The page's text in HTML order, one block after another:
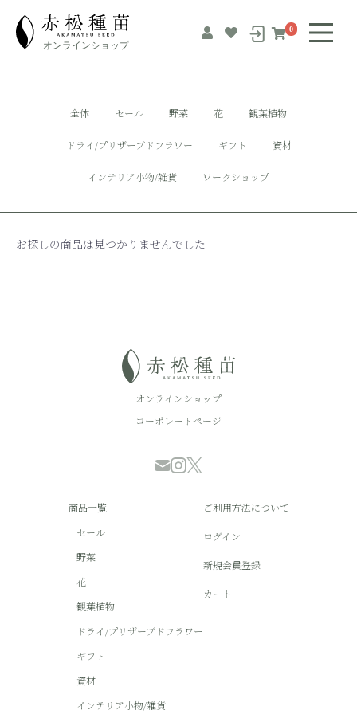
0
全体 セール 野菜 花 観葉植物
ドライ/プリザーブドフラワー ギフト 資材
インテリア小物/雑貨 ワークショップ
お探しの商品は見つかりませんでした
オンラインショップ
コーポレートページ
商品一覧
セール
野菜
花
観葉植物
ドライ/プリザーブドフラワー
ギフト
資材
インテリア小物/雑貨
ご利用方法について
ログイン
新規会員登録
カート